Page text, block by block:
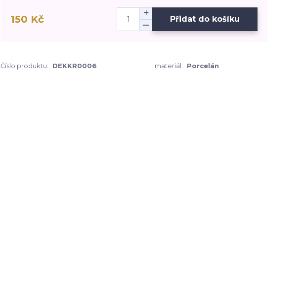
150 Kč Přidat do košíku
Číslo produktu: DEKKR0006 materiál: Porcelán